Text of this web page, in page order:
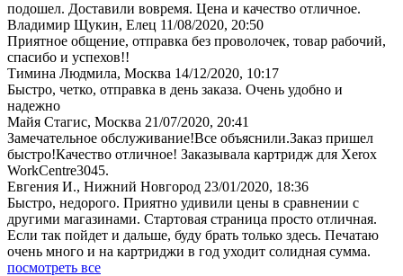
подошел. Доставили вовремя. Цена и качество отличное.
Владимир Щукин, Елец 11/08/2020, 20:50
Приятное общение, отправка без проволочек, товар рабочий,
спасибо и успехов!!
Тимина Людмила, Москва 14/12/2020, 10:17
Быстро, четко, отправка в день заказа. Очень удобно и
надежно
Майя Стагис, Москва 21/07/2020, 20:41
Замечательное обслуживание!Все объяснили.Заказ пришел
быстро!Качество отличное! Заказывала картридж для Xerox
WorkCentre3045.
Евгения И., Нижний Новгород 23/01/2020, 18:36
Быстро, недорого. Приятно удивили цены в сравнении с
другими магазинами. Стартовая страница просто отличная.
Если так пойдет и дальше, буду брать только здесь. Печатаю
очень много и на картриджи в год уходит солидная сумма.
посмотреть все